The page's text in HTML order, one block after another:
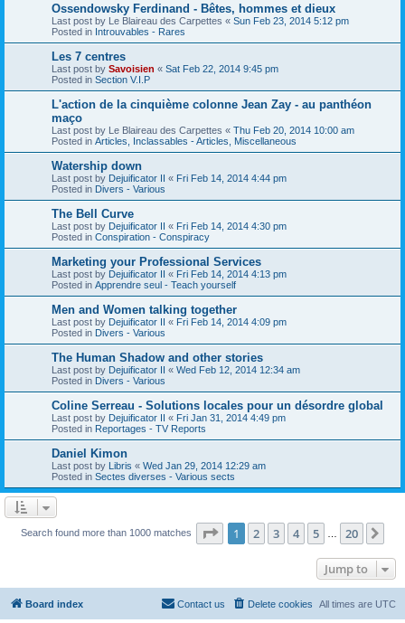
Ossendowsky Ferdinand - Bêtes, hommes et dieux
Last post by Le Blaireau des Carpettes « Sun Feb 23, 2014 5:12 pm
Posted in Introuvables - Rares
Les 7 centres
Last post by Savoisien « Sat Feb 22, 2014 9:45 pm
Posted in Section V.I.P
L'action de la cinquième colonne Jean Zay - au panthéon
maço
Last post by Le Blaireau des Carpettes « Thu Feb 20, 2014 10:00 am
Posted in Articles, Inclassables - Articles, Miscellaneous
Watership down
Last post by Dejuificator II « Fri Feb 14, 2014 4:44 pm
Posted in Divers - Various
The Bell Curve
Last post by Dejuificator II « Fri Feb 14, 2014 4:30 pm
Posted in Conspiration - Conspiracy
Marketing your Professional Services
Last post by Dejuificator II « Fri Feb 14, 2014 4:13 pm
Posted in Apprendre seul - Teach yourself
Men and Women talking together
Last post by Dejuificator II « Fri Feb 14, 2014 4:09 pm
Posted in Divers - Various
The Human Shadow and other stories
Last post by Dejuificator II « Wed Feb 12, 2014 12:34 am
Posted in Divers - Various
Coline Serreau - Solutions locales pour un désordre global
Last post by Dejuificator II « Fri Jan 31, 2014 4:49 pm
Posted in Reportages - TV Reports
Daniel Kimon
Last post by Libris « Wed Jan 29, 2014 12:29 am
Posted in Sectes diverses - Various sects
Search found more than 1000 matches Page 1of 20
1 2 3 4 5 20
Jump to
Board index All times are UTC
Delete cookies
Contact us